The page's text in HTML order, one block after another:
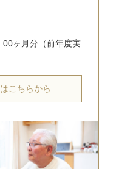
ヶ月分（前年度実
こちらから